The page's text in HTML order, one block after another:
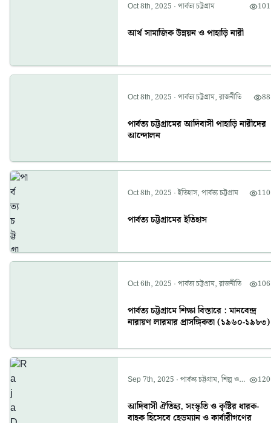
Oct 8th, 2025 ·পার্বত্য চট্টগ্রাম 101
আর্থ সামাজিক উন্নয়ন ও পাহাড়ি নারী
Oct 8th, 2025 ·পার্বত্য চট্টগ্রাম,রাজনীতি 88
পার্বত্য চট্টগ্রামের আদিবাসী পাহাড়ি নারীদের
আন্দোলন
Oct 8th, 2025 ·ইতিহাস,পার্বত্য চট্টগ্রাম 110
পার্বত্য চট্টগ্রামের ইতিহাস
Oct 6th, 2025 ·পার্বত্য চট্টগ্রাম,রাজনীতি 106
পার্বত্য চট্টগ্রামে শিক্ষা বিস্তারে : মানবেন্দ্র
নারায়ণ লারমার প্রাসঙ্গিকতা (১৯৬০-১৯৮৩)
Sep 7th, 2025 ·পার্বত্য চট্টগ্রাম,শিল্প ও
120
আদিবাসী ঐতিহ্য, সংস্কৃতি ও কৃষ্টির ধারক-
বাহক হিসেবে হেডম্যান ও কার্বারীগণের